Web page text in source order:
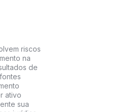
riscos
na
de
ativo
sua